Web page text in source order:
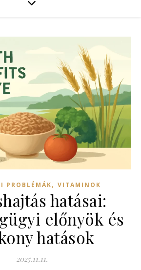
PROBLÉMÁK, VITAMINOK
hatásai:
előnyök és
hatások
2025.11.11.